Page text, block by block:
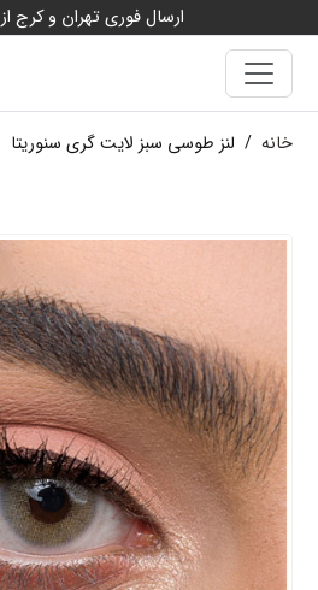
ارسال فوری تهران و کرج از
خانه / لنز طوسی سبز لایت گری سنوریتا